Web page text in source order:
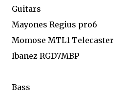
Guitars
Mayones Regius pro6
Momose MTL1 Telecaster
Ibanez RGD7MBP
Bass